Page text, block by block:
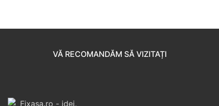
VĂ RECOMANDĂM SĂ VIZITAȚI